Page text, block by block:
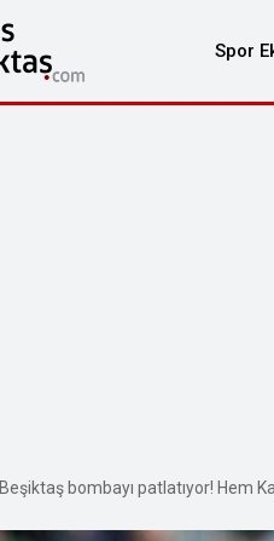
Spor
Beşiktaş bombayı patlatıyor! Hem